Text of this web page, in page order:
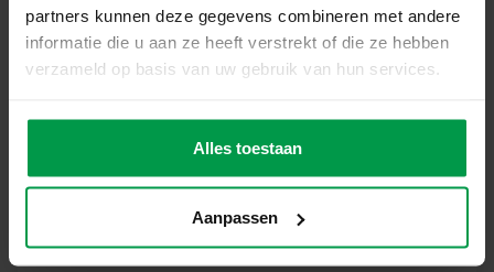
partners kunnen deze gegevens combineren met andere
informatie die u aan ze heeft verstrekt of die ze hebben
verzameld op basis van uw gebruik van hun services.
Alles toestaan
Aanpassen
Vouwen met een glimlach
Kinderen ontdekken met deze set hoe leuk en
toegankelijk origami kan zijn. Dankzij het vrolijk
ze in een mum van tijd een hele beestenboel bij elkaar.
Het gebruik van een echte (maar veilige!) schaar maakt de
ervaring extra echt – én extra leerzaam.
Drukwerkdelen voor 9 verschillende dieren
Gerelateerde producten
Plakkaatverf
trendy (6x45ml)
Minimale